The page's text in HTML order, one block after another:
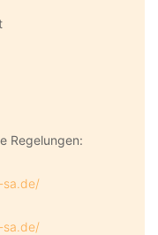
Regelungen:
sa.de/
sa.de/